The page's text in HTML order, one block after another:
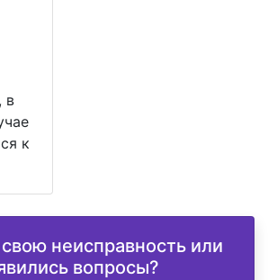
в
к
неисправность или
вопросы?